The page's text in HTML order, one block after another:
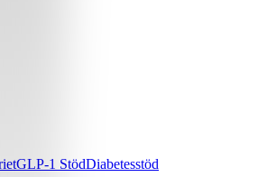
GLP-1 StödDiabetesstöd